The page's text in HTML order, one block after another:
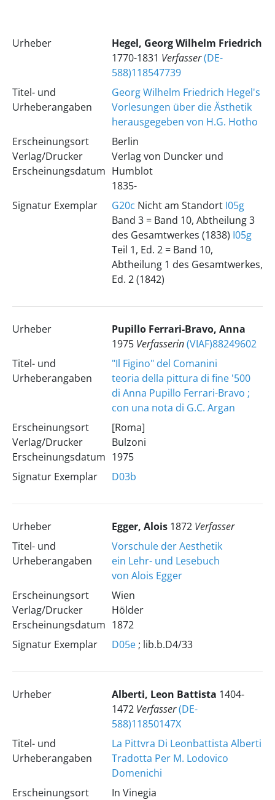
Urheber
Hegel, Georg Wilhelm Friedrich
1770-1831 Verfasser(DE-
588)118547739
Titel- und
Urheberangaben
Georg Wilhelm Friedrich Hegel's
Vorlesungen über die Ästhetik
herausgegeben von H.G. Hotho
Erscheinungsort
Verlag/Drucker
Erscheinungsdatum
Berlin
Verlag von Duncker und
Humblot
1835-
Signatur Exemplar
G20c Nicht am Standort I05g
Band 3 = Band 10, Abtheilung 3
des Gesamtwerkes (1838) I05g
Teil 1, Ed. 2 = Band 10,
Abtheilung 1 des Gesamtwerkes,
Ed. 2 (1842)
Urheber
Pupillo Ferrari-Bravo, Anna
1975 Verfasserin(VIAF)88249602
Titel- und
Urheberangaben
"Il Figino" del Comanini
teoria della pittura di fine '500
di Anna Pupillo Ferrari-Bravo ;
con una nota di G.C. Argan
Erscheinungsort
Verlag/Drucker
Erscheinungsdatum
[Roma]
Bulzoni
1975
Signatur Exemplar
D03b
Urheber Egger, Alois 1872 Verfasser
Titel- und
Urheberangaben
Vorschule der Aesthetik
ein Lehr- und Lesebuch
von Alois Egger
Erscheinungsort
Verlag/Drucker
Erscheinungsdatum
Wien
Hölder
1872
Signatur Exemplar
D05e; lib.b.D4/33
Urheber Alberti, Leon Battista 1404-
1472 Verfasser(DE-
588)11850147X
Titel- und
Urheberangaben
La Pittvra Di Leonbattista Alberti
Tradotta Per M. Lodovico
Domenichi
Erscheinungsort
In Vinegia